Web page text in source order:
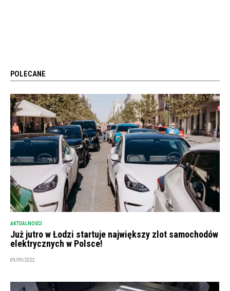
POLECANE
AKTUALNOŚCI
Już jutro w Łodzi startuje największy zlot samochodów
elektrycznych w Polsce!
09/09/2022